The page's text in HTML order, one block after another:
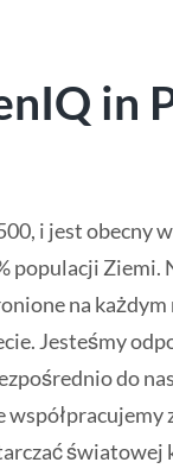
in
i jest obecny
populacji Ziemi.
na
Jesteśmy
do
światowej